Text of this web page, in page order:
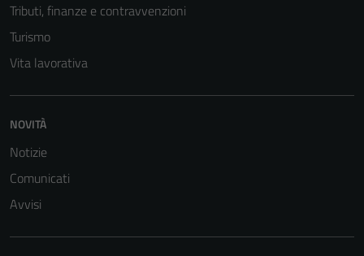
Tributi, finanze e contravvenzioni
Turismo
Vita lavorativa
NOVITÀ
Notizie
Comunicati
Avvisi
funzionamento